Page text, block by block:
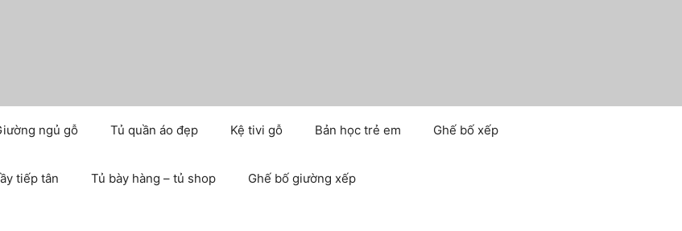
ngủ gỗ Tủ quần áo đẹp Kệ tivi gỗ Bản học trẻ em Ghế bố xếp
tiếp tân Tủ bày hàng – tủ shop Ghế bố giường xếp